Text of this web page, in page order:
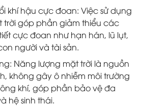
khí hậu cực đoan: Việc sử dụng
trời góp phần giảm thiểu các
cực đoan như hạn hán, lũ lụt,
người và tài sản.
Năng lượng mặt trời là nguồn
không gây ô nhiễm môi trường
khí, góp phần bảo vệ đa
hệ sinh thái.